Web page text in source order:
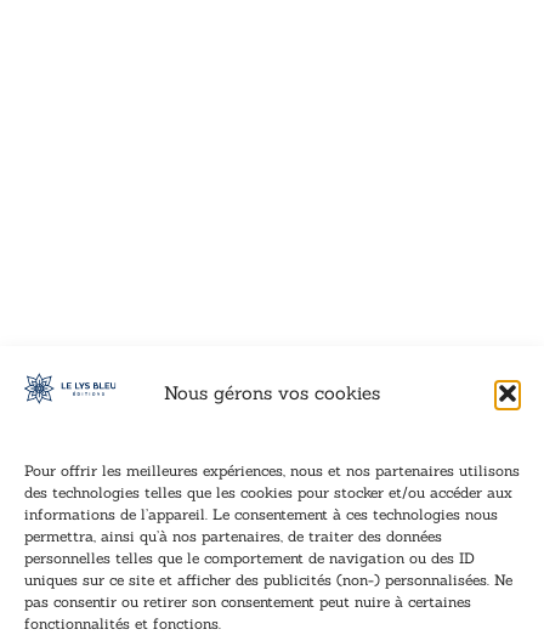
Nous gérons vos cookies
Pour offrir les meilleures expériences, nous et nos partenaires utilisons
des technologies telles que les cookies pour stocker et/ou accéder aux
informations de l’appareil. Le consentement à ces technologies nous
permettra, ainsi qu’à nos partenaires, de traiter des données
personnelles telles que le comportement de navigation ou des ID
uniques sur ce site et afficher des publicités (non-) personnalisées. Ne
pas consentir ou retirer son consentement peut nuire à certaines
fonctionnalités et fonctions.
Inscription à la newsletter
Inscrivez-vous à notre newsletter et recevez nos
dernières nouvelles.
E